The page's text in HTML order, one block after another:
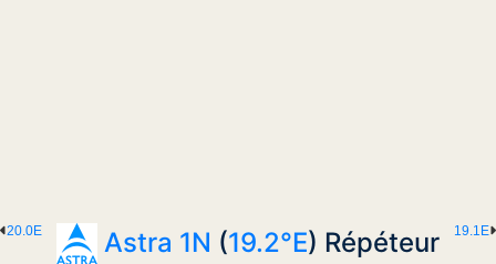
19.1E
20.0E Astra 1N (19.2°E) Répéteur